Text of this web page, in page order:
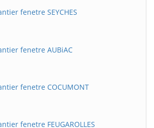
fenetre SEYCHES
fenetre AUBiAC
fenetre COCUMONT
fenetre FEUGAROLLES